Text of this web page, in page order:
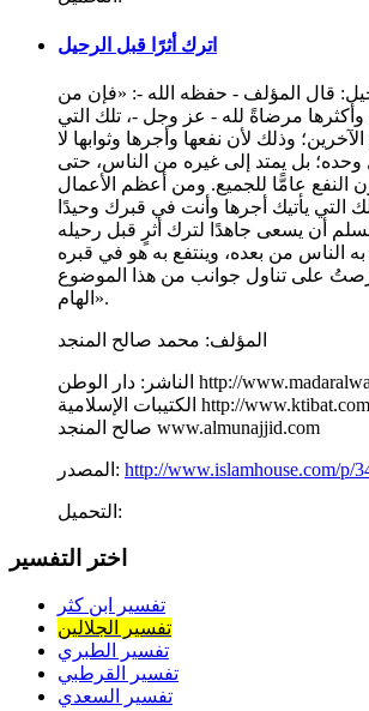
اترك أثرًا قبل الرحيل
قال المؤلف - حفظه الله -: «فإن من
وأكثرها مرضاةً لله - عز وجل -، تلك التي
وذلك لأن نفعها وأجرها وثوابها لا
بل يمتد إلى غيره من الناس، حتى
النفع عامًّا للجميع. ومن أعظم الأعمال
التي يأتيك أجرها وأنت في قبرك وحيدًا
أن يسعى جاهدًا لترك أثرٍ قبل رحيله
به الناس من بعده، وينتفع به هو في قبره
على تناول جوانب من هذا الموضوع
الهام».
المؤلف: محمد صالح المنجد
الناشر: دار الوطن http://www.madaralwatan.com - موقع
الكتيبات الإسلامية http://www.ktibat.com - موقع الشيخ محمد
صالح المنجد www.almunajjid.com
المصدر: http://www.islamhouse.com/p/
التحميل:
اختر التفسير
تفسير ابن كثر
تفسير الجلالين
تفسير الطبري
تفسير القرطبي
تفسير السعدي